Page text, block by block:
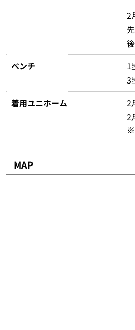
2
ベンチ
1
3
着用ユニホーム
2
2
※
MAP